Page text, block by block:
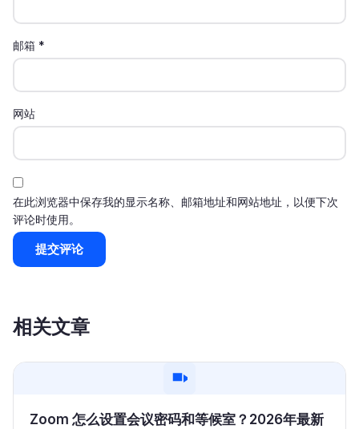
邮箱 *
网站
在此浏览器中保存我的显示名称、邮箱地址和网站地址，以便下次
评论时使用。
相关文章
Zoom 怎么设置会议密码和等候室？2026年最新